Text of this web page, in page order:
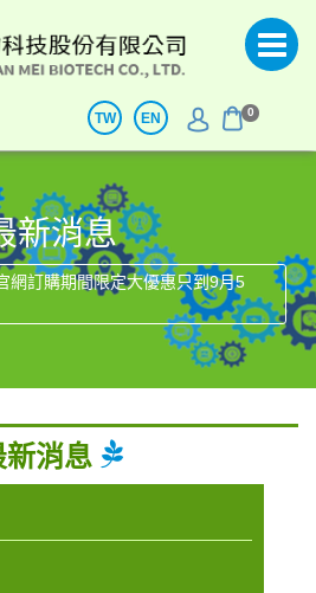
0
TW EN
新消息
網訂購期間限定大優惠只到9月5
新消息